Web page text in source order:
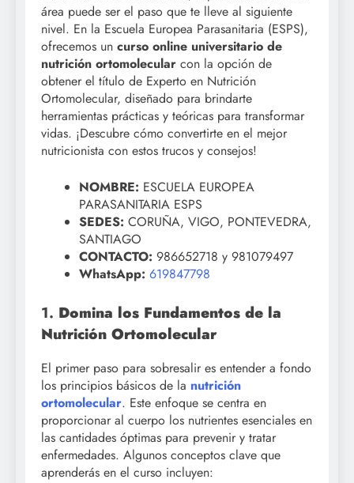
área puede ser el paso que te lleve al siguiente
nivel. En la Escuela Europea Parasanitaria (ESPS),
ofrecemos un curso online universitario de
nutrición ortomolecular con la opción de
obtener el título de Experto en Nutrición
Ortomolecular, diseñado para brindarte
herramientas prácticas y teóricas para transformar
vidas. ¡Descubre cómo convertirte en el mejor
nutricionista con estos trucos y consejos!
NOMBRE: ESCUELA EUROPEA
PARASANITARIA ESPS
SEDES: CORUÑA, VIGO, PONTEVEDRA,
SANTIAGO
CONTACTO: 986652718 y 981079497
WhatsApp: 619847798
1. Domina los Fundamentos de la
Nutrición Ortomolecular
El primer paso para sobresalir es entender a fondo
los principios básicos de la nutrición
ortomolecular. Este enfoque se centra en
proporcionar al cuerpo los nutrientes esenciales en
las cantidades óptimas para prevenir y tratar
enfermedades. Algunos conceptos clave que
aprenderás en el curso incluyen: